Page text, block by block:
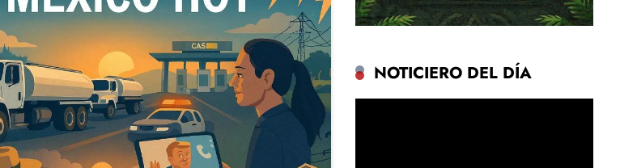
NOTICIERO DEL DÍA